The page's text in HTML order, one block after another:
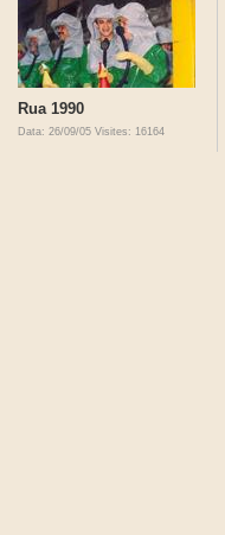
Rua 1990
Data: 26/09/05 Visites: 16164